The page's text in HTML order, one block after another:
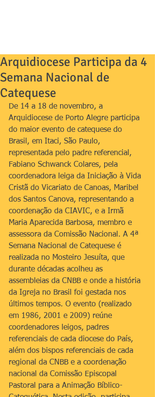
Arquidiocese Participa da 4
Semana Nacional de
Catequese
De 14 a 18 de novembro, a
Arquidiocese de Porto Alegre participa
do maior evento de catequese do
Brasil, em Itaci, São Paulo,
representada pelo padre referencial,
Fabiano Schwanck Colares, pela
coordenadora leiga da Iniciação à Vida
Cristã do Vicariato de Canoas, Maribel
dos Santos Canova, representando a
coordenação da CIAVIC, e a Irmã
Maria Aparecida Barbosa, membro e
assessora da Comissão Nacional. A 4ª
Semana Nacional de Catequese é
realizada no Mosteiro Jesuíta, que
durante décadas acolheu as
assembleias da CNBB e onde a história
da Igreja no Brasil foi gestada nos
últimos tempos. O evento (realizado
em 1986, 2001 e 2009) reúne
coordenadores leigos, padres
referenciais de cada diocese do País,
além dos bispos referenciais de cada
regional da CNBB e a coordenação
nacional da Comissão Episcopal
Pastoral para a Animação Bíblico-